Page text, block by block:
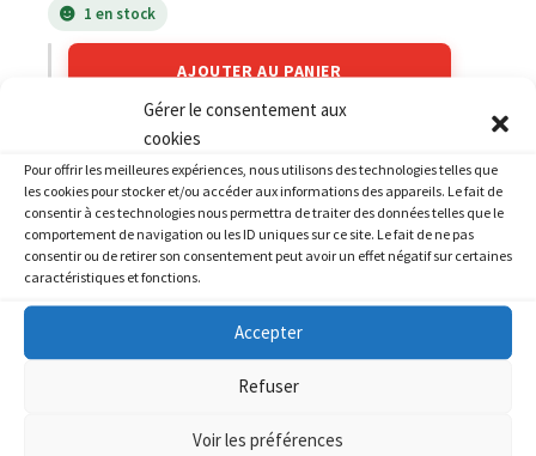
Gérer le consentement aux
cookies
Pour offrir les meilleures expériences, nous utilisons des technologies telles que
les cookies pour stocker et/ou accéder aux informations des appareils. Le fait de
consentir à ces technologies nous permettra de traiter des données telles que le
comportement de navigation ou les ID uniques sur ce site. Le fait de ne pas
consentir ou de retirer son consentement peut avoir un effet négatif sur certaines
caractéristiques et fonctions.
Accepter
Refuser
Voir les préférences
1 en stock
AJOUTER AU PANIER
PRODUITS SIMILAIRES